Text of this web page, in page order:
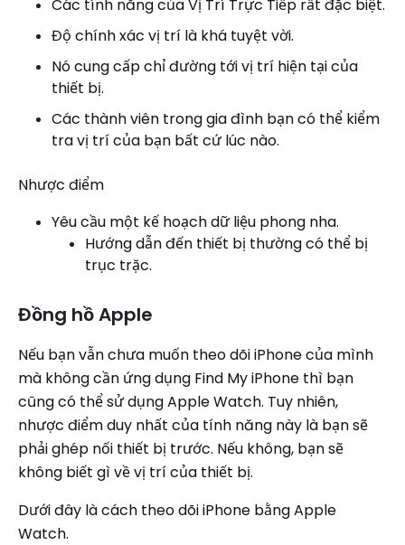
Các tính năng của Vị Trí Trực Tiếp rất đặc biệt.
Độ chính xác vị trí là khá tuyệt vời.
Nó cung cấp chỉ đường tới vị trí hiện tại của
thiết bị.
Các thành viên trong gia đình bạn có thể kiểm
tra vị trí của bạn bất cứ lúc nào.
Nhược điểm
Yêu cầu một kế hoạch dữ liệu phong nha.
Hướng dẫn đến thiết bị thường có thể bị
trục trặc.
Đồng hồ Apple
Nếu bạn vẫn chưa muốn theo dõi iPhone của mình
mà không cần ứng dụng Find My iPhone thì bạn
cũng có thể sử dụng Apple Watch. Tuy nhiên,
nhược điểm duy nhất của tính năng này là bạn sẽ
phải ghép nối thiết bị trước. Nếu không, bạn sẽ
không biết gì về vị trí của thiết bị.
Dưới đây là cách theo dõi iPhone bằng Apple
Watch.